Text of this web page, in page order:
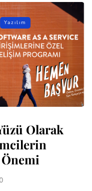
Yazılım
Olarak